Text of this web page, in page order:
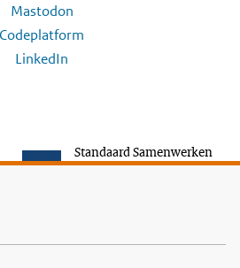
Mastodon
Codeplatform
LinkedIn
Standaard Samenwerken